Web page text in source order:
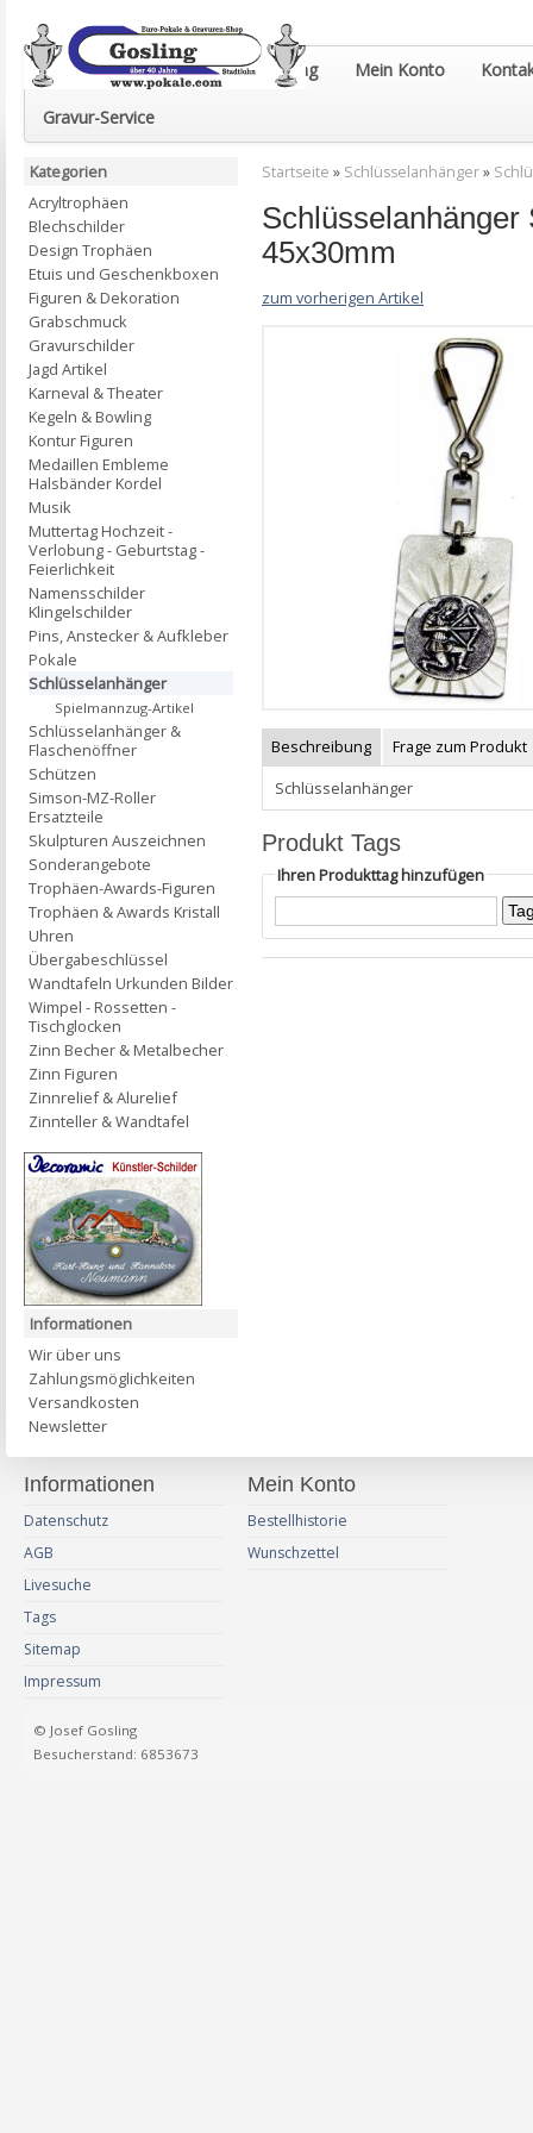
Euro-Pokale & Gravur-Shop Gosling Mein Konto
Gravur-Service
Startseite » Schlüsselanhänger»
45x30mm
zum vorherigen Artikel
Beschreibung
Frage zum Produkt
Schlüsselanhänger
Produkt Tags
Ihren Produkttag hinzufügen
Kategorien
Acryltrophäen
Blechschilder
Design Trophäen
Etuis und Geschenkboxen
Figuren & Dekoration
Grabschmuck
Gravurschilder
Jagd Artikel
Karneval & Theater
Kegeln & Bowling
Kontur Figuren
Medaillen Embleme
Halsbänder Kordel
Musik
Muttertag Hochzeit -
Verlobung - Geburtstag -
Feierlichkeit
Namensschilder
Klingelschilder
Pins, Anstecker & Aufkleber
Pokale
Schlüsselanhänger
Spielmannzug-Artikel
Schlüsselanhänger &
Flaschenöffner
Schützen
Simson-MZ-Roller
Ersatzteile
Skulpturen Auszeichnen
Sonderangebote
Trophäen-Awards-Figuren
Trophäen & Awards Kristall
Uhren
Übergabeschlüssel
Wandtafeln Urkunden Bilder
Wimpel - Rossetten -
Tischglocken
Zinn Becher & Metalbecher
Zinn Figuren
Zinnrelief & Alurelief
Zinnteller & Wandtafel
Informationen
Wir über uns
Zahlungsmöglichkeiten
Versandkosten
Newsletter
Informationen
Datenschutz
AGB
Livesuche
Tags
Sitemap
Impressum
Mein Konto
Bestellhistorie
Wunschzettel
© Josef Gosling
Besucherstand: 6853673